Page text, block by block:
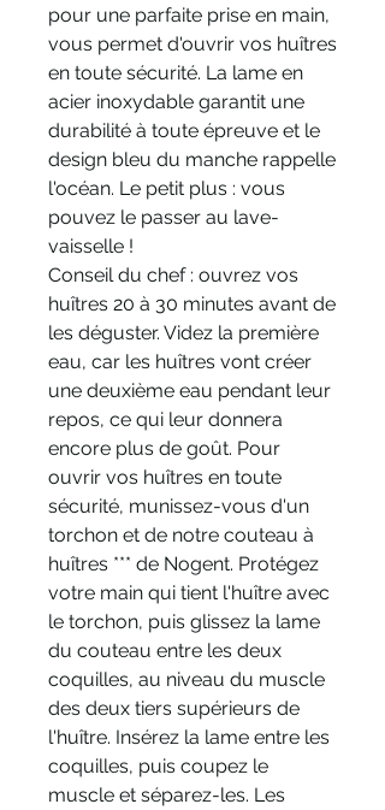
pour une parfaite prise en main,
vous permet d'ouvrir vos huîtres
en toute sécurité. La lame en
acier inoxydable garantit une
durabilité à toute épreuve et le
design bleu du manche rappelle
l'océan. Le petit plus : vous
pouvez le passer au lave-
vaisselle !
Conseil du chef : ouvrez vos
huîtres 20 à 30 minutes avant de
les déguster. Videz la première
eau, car les huîtres vont créer
une deuxième eau pendant leur
repos, ce qui leur donnera
encore plus de goût. Pour
ouvrir vos huîtres en toute
sécurité, munissez-vous d'un
torchon et de notre couteau à
huîtres *** de Nogent. Protégez
votre main qui tient l'huître avec
le torchon, puis glissez la lame
du couteau entre les deux
coquilles, au niveau du muscle
des deux tiers supérieurs de
l'huître. Insérez la lame entre les
coquilles, puis coupez le
muscle et séparez-les. Les